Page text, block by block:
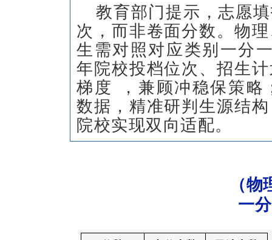
教育部门提示，志愿
次，而非卷面分数。物
生需对照对应类别一分
年院校投档位次、招生
梯度
，兼顾冲稳保策
数据，精准研判生源结
院校实现双向适配。
（
一